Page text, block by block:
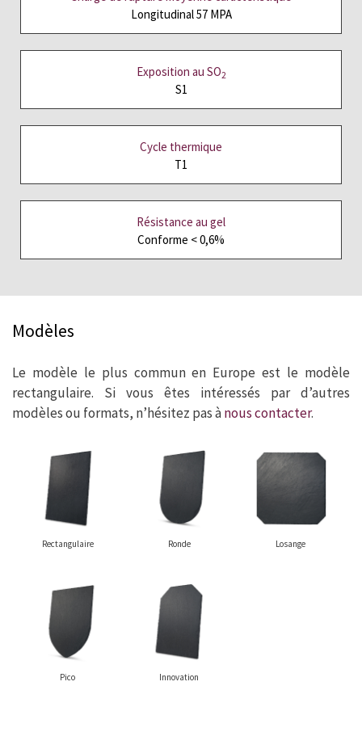
Longitudinal 57 MPA
Exposition au SO2
S1
Cycle thermique
T1
Résistance au gel
Conforme < 0,6%
Modèles
Le modèle le plus commun en Europe est le modèle
rectangulaire. Si vous êtes intéressés par d’autres
modèles ou formats, n’hésitez pas ànous contacter.
Rectangulaire Ronde Losange
Pico Innovation